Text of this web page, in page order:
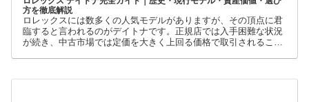
方を徹底解説
ロレックスには数多くの人気モデルがありますが、その頂点に君
臨すると言われるのがデイトナです。正規店では入手困難な状況
が続き、中古市場では定価を大きく上回る価格で取引されること